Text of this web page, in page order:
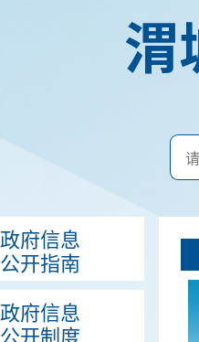
渭
政府信息
公开指南
政府信息
公开制度